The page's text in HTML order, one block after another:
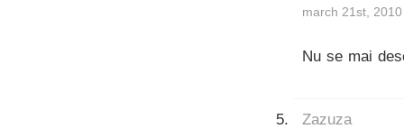
march 21st,
Nu se mai
Zazuza